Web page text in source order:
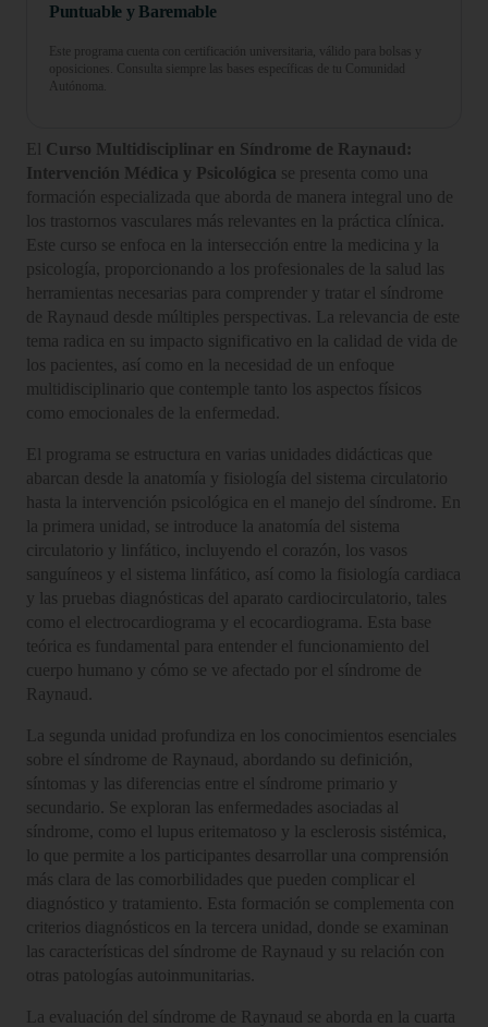
Puntuable y Baremable
Este programa cuenta con certificación universitaria, válido para bolsas y
oposiciones. Consulta siempre las bases específicas de tu Comunidad
Autónoma.
El Curso Multidisciplinar en Síndrome de Raynaud:
Intervención Médica y Psicológica se presenta como una
formación especializada que aborda de manera integral uno de
los trastornos vasculares más relevantes en la práctica clínica.
Este curso se enfoca en la intersección entre la medicina y la
psicología, proporcionando a los profesionales de la salud las
herramientas necesarias para comprender y tratar el síndrome
de Raynaud desde múltiples perspectivas. La relevancia de este
tema radica en su impacto significativo en la calidad de vida de
los pacientes, así como en la necesidad de un enfoque
multidisciplinario que contemple tanto los aspectos físicos
como emocionales de la enfermedad.
El programa se estructura en varias unidades didácticas que
abarcan desde la anatomía y fisiología del sistema circulatorio
hasta la intervención psicológica en el manejo del síndrome. En
la primera unidad, se introduce la anatomía del sistema
circulatorio y linfático, incluyendo el corazón, los vasos
sanguíneos y el sistema linfático, así como la fisiología cardiaca
y las pruebas diagnósticas del aparato cardiocirculatorio, tales
como el electrocardiograma y el ecocardiograma. Esta base
teórica es fundamental para entender el funcionamiento del
cuerpo humano y cómo se ve afectado por el síndrome de
Raynaud.
La segunda unidad profundiza en los conocimientos esenciales
sobre el síndrome de Raynaud, abordando su definición,
síntomas y las diferencias entre el síndrome primario y
secundario. Se exploran las enfermedades asociadas al
síndrome, como el lupus eritematoso y la esclerosis sistémica,
lo que permite a los participantes desarrollar una comprensión
más clara de las comorbilidades que pueden complicar el
diagnóstico y tratamiento. Esta formación se complementa con
criterios diagnósticos en la tercera unidad, donde se examinan
las características del síndrome de Raynaud y su relación con
otras patologías autoinmunitarias.
La evaluación del síndrome de Raynaud se aborda en la cuarta